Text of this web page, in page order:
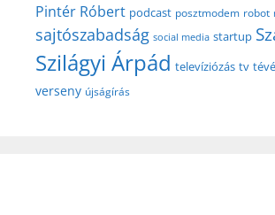
Pintér Róbert podcast posztmodem robot
sajtószabadság social media startup
Szilágyi Árpád televíziózás tv tévé
verseny újságírás